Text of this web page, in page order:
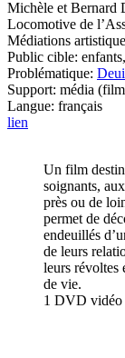
Michèle et Bernard
Locomotive de
Médiations
Public cible:
Problématique:
Support: média
Langue: français
lien
Un film
soignants,
près ou de
permet de
endeuillés
de leurs
leurs révoltes
de vie.
1 DVD vidéo